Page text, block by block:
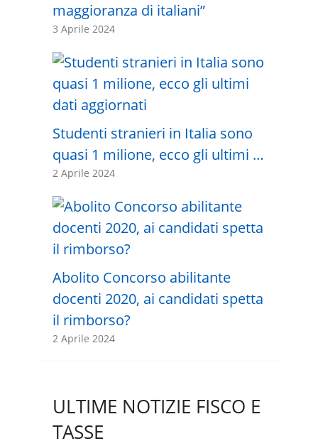
maggioranza di italiani”
3 Aprile 2024
Studenti stranieri in Italia sono
quasi 1 milione, ecco gli ultimi …
2 Aprile 2024
Abolito Concorso abilitante
docenti 2020, ai candidati spetta
il rimborso?
2 Aprile 2024
ULTIME NOTIZIE FISCO E
TASSE